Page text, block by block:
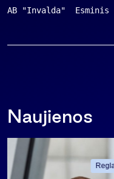
AB "Invalda"
Naujienos